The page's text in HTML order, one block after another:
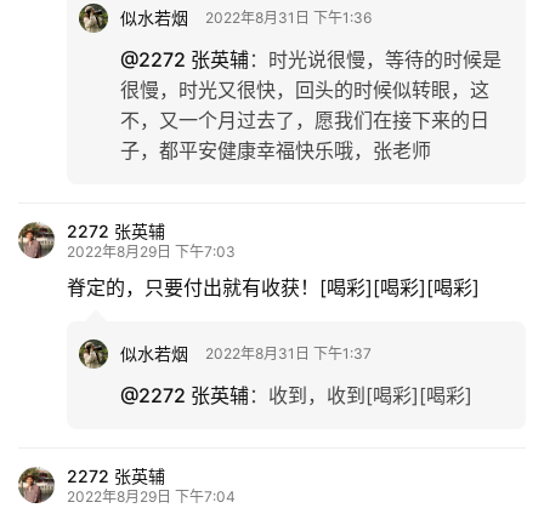
似水若烟 2022年8月31日 下午1:36
@2272 张英辅： 时光说很慢，等待的时候是
很慢，时光又很快，回头的时候似转眼，这
不，又一个月过去了，愿我们在接下来的日
子，都平安健康幸福快乐哦，张老师
2272 张英辅
2022年8月29日 下午7:03
脊定的，只要付出就有收获！[喝彩][喝彩][喝彩]
似水若烟 2022年8月31日 下午1:37
@2272 张英辅： 收到，收到[喝彩][喝彩]
2272 张英辅
2022年8月29日 下午7:04